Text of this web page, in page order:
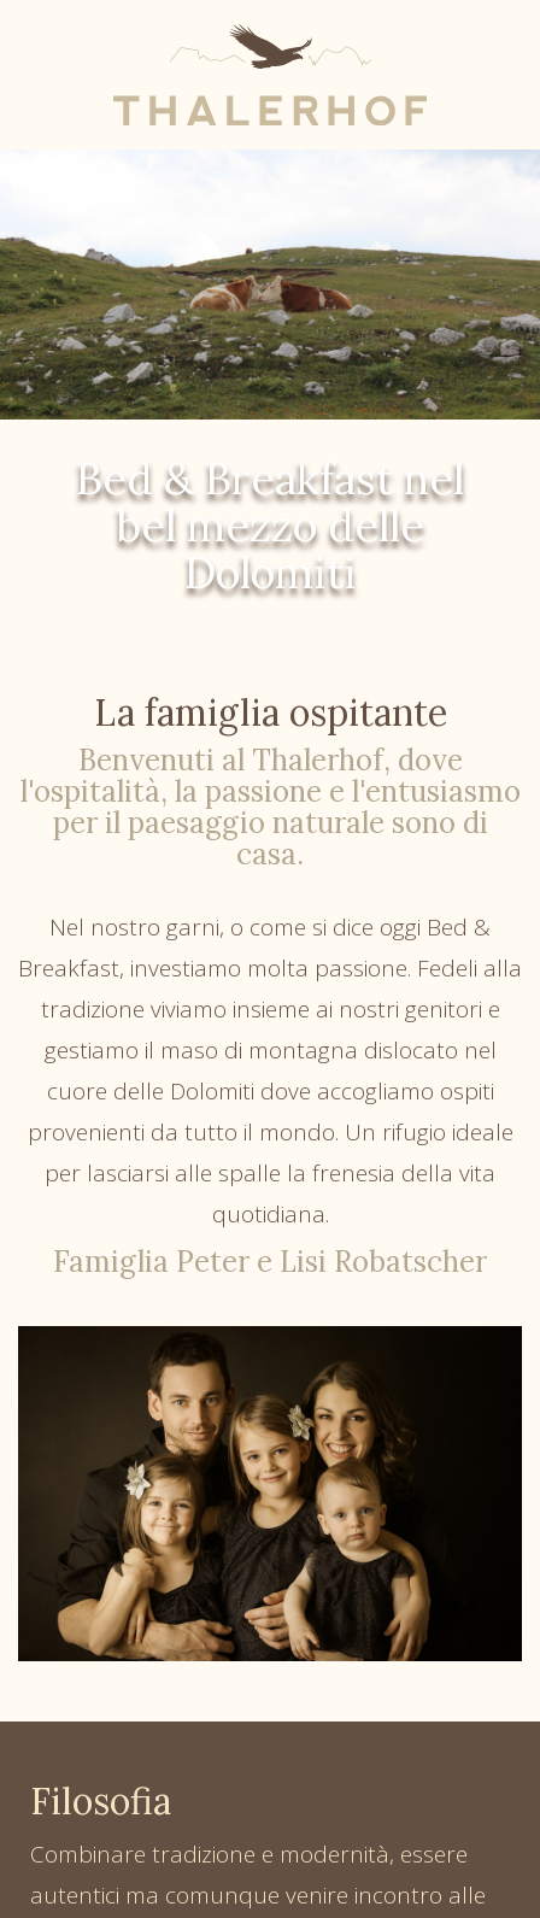
Bed & Breakfast nel
bel mezzo delle
Dolomiti
La famiglia ospitante
Benvenuti al Thalerhof, dove
l'ospitalità, la passione e l'entusiasmo
per il paesaggio naturale sono di
casa.
Nel nostro garni, o come si dice oggi Bed &
Breakfast, investiamo molta passione. Fedeli alla
tradizione viviamo insieme ai nostri genitori e
gestiamo il maso di montagna dislocato nel
cuore delle Dolomiti dove accogliamo ospiti
provenienti da tutto il mondo. Un rifugio ideale
per lasciarsi alle spalle la frenesia della vita
quotidiana.
Famiglia Peter e Lisi Robatscher
Filosofia
Combinare tradizione e modernità, essere
autentici ma comunque venire incontro alle